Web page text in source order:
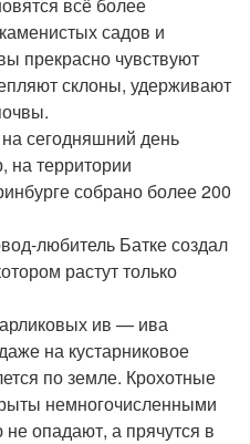
садов и
прекрасно чувствуют
склоны, удерживают
сегодняшний день
на территории
собрано более 200
любитель Батке создал
растут только
ив — ива
на кустарниковое
по земле. Крохотные
немногочисленными
опадают, а прячутся в